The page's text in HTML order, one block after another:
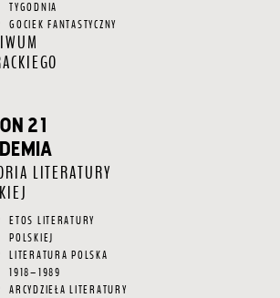
TYGODNIA
GOCIEK FANTASTYCZNY
21
LITERATURY
ETOS LITERATURY
POLSKIEJ
LITERATURA POLSKA
1918–1989
ARCYDZIEŁA LITERATURY